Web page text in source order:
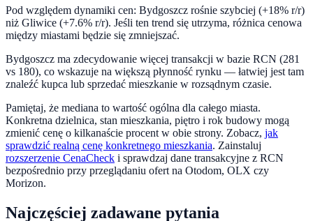
Pod względem dynamiki cen: Bydgoszcz rośnie szybciej (+18% r/r)
niż Gliwice (+7.6% r/r). Jeśli ten trend się utrzyma, różnica cenowa
między miastami będzie się zmniejszać.
Bydgoszcz ma zdecydowanie więcej transakcji w bazie RCN (281
vs 180), co wskazuje na większą płynność rynku — łatwiej jest tam
znaleźć kupca lub sprzedać mieszkanie w rozsądnym czasie.
Pamiętaj, że mediana to wartość ogólna dla całego miasta.
Konkretna dzielnica, stan mieszkania, piętro i rok budowy mogą
zmienić cenę o kilkanaście procent w obie strony. Zobacz, jak
sprawdzić realną cenę konkretnego mieszkania. Zainstaluj
rozszerzenie CenaCheck i sprawdzaj dane transakcyjne z RCN
bezpośrednio przy przeglądaniu ofert na Otodom, OLX czy
Morizon.
Najczęściej zadawane pytania